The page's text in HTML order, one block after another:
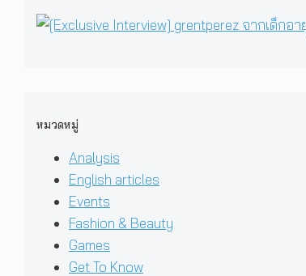
หมวดหมู่
Analysis
English articles
Events
Fashion & Beauty
Games
Get To Know